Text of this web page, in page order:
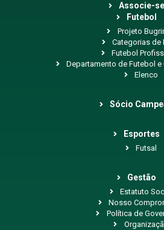
Associe-se
Futebol
Projeto
Categorias de
Futebol
Departamento de Futebol
Elenco
Sócio
Esportes
Futsal
Gestão
Estatuto
Nosso
Política de